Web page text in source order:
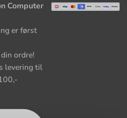
Computer
er først
ordre!
levering til